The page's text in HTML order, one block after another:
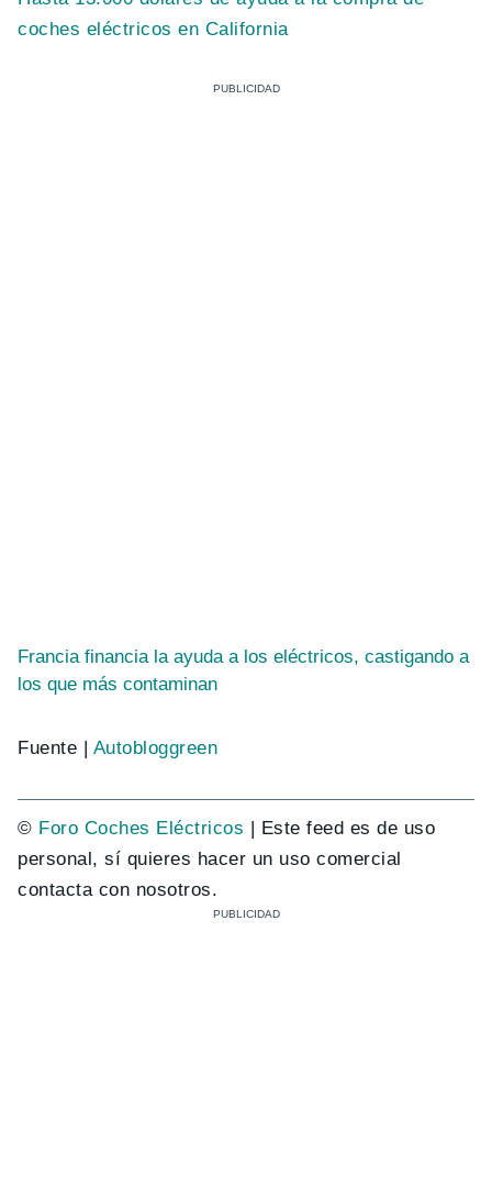
coches eléctricos en California
Francia financia la ayuda a los eléctricos, castigando a
los que más contaminan
Fuente | Autobloggreen
© Foro Coches Eléctricos | Este feed es de uso
personal, sí quieres hacer un uso comercial
contacta con nosotros.